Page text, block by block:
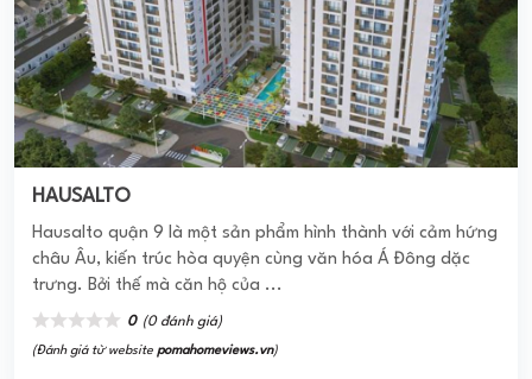
thuộc phân khúc cao cấp tại trung tâm quận Bình Tân đem
lại nơi không chỉ là ...
0 (0 đánh giá)
(Đánh giá từ websitepomahomeviews.vn)